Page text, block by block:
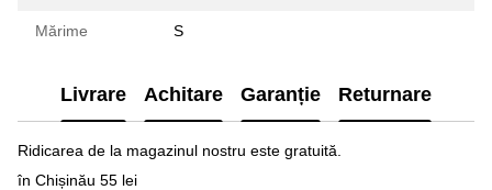
Mărime S
Livrare Achitare Garanție Returnare
Ridicarea de la magazinul nostru este gratuită.
în Chișinău 55 lei